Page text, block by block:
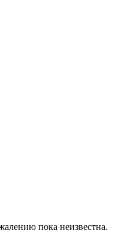
пока неизвестна.